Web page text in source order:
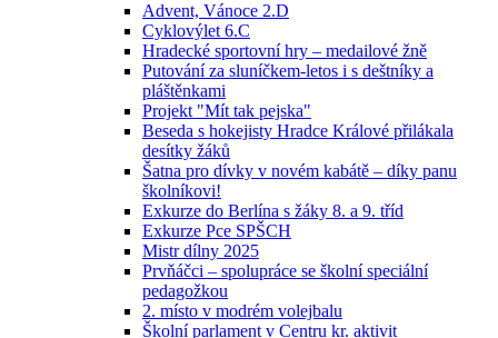
Advent, Vánoce 2.D
Cyklovýlet 6.C
Hradecké sportovní hry – medailové žně
Putování za sluníčkem-letos i s deštníky a
pláštěnkami
Projekt "Mít tak pejska"
Beseda s hokejisty Hradce Králové přilákala
desítky žáků
Šatna pro dívky v novém kabátě – díky panu
školníkovi!
Exkurze do Berlína s žáky 8. a 9. tříd
Exkurze Pce SPŠCH
Mistr dílny 2025
Prvňáčci – spolupráce se školní speciální
pedagožkou
2. místo v modrém volejbalu
Školní parlament v Centru kr. aktivit